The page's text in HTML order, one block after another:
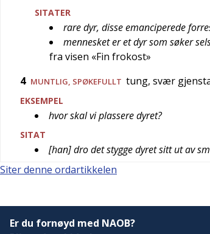
SITATER
rare dyr, disse emanciperede
mennesket er et dyr som søker
fra visen «Fin frokost»
4 MUNTLIG SPØKEFULLT tung, svær
EKSEMPEL
hvor skal vi plassere dyret?
SITAT
[han] dro det stygge dyret sitt ut av
Siter denne ordartikkelen
Er du fornøyd med NAOB?